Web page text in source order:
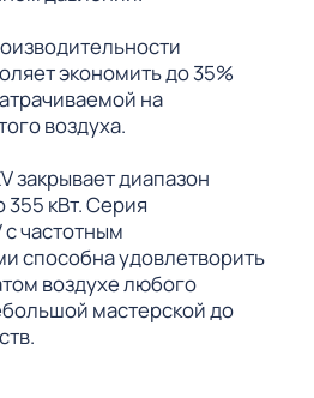
экономить до 35%
на
воздуха.
закрывает диапазон
кВт. Серия
частотным
способна удовлетворить
воздухе любого
мастерской до